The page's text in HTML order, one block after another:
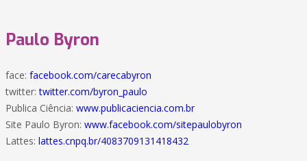
Paulo Byron
face: facebook.com/carecabyron
twitter:twitter.com/byron_paulo
Publica Ciência: www.publicaciencia.com.br
Site Paulo Byron: www.facebook.com/sitepaulobyron
Lattes: lattes.cnpq.br/4083709131418432